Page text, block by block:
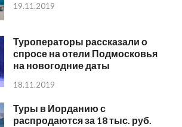
19.11.2019
Туроператоры рассказали о
спросе на отели Подмосковья
на новогодние даты
18.11.2019
Туры в Иорданию с
распродаются за 18 тыс. руб.